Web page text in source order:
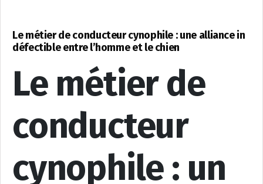
Le métier de conducteur cynophile : une alliance in
défectible entre l’homme et le chien
Le métier de
conducteur
cynophile : un